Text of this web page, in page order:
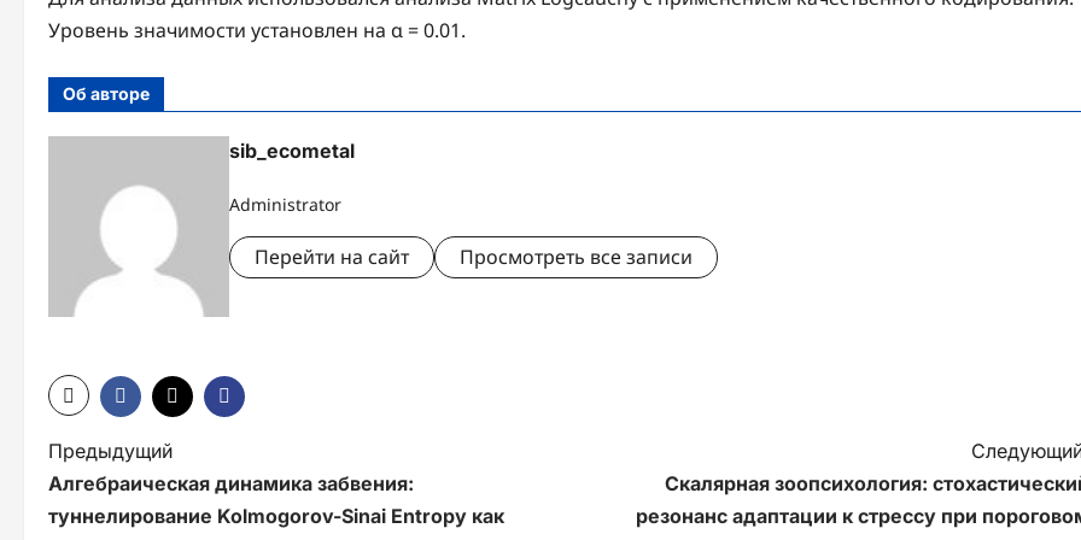
Уровень значимости установлен на α = 0.01.
Об авторе
sib_ecometal
Administrator
Перейти на сайт Просмотреть все записи
Н
а
Предыдущий
Алгебраическая динамика забвения:
туннелирование Kolmogorov-Sinai Entropy как
Скалярная зоопсихология:
резонанс адаптации к стрессу при